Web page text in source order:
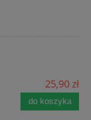
25,90 zł
do koszyka